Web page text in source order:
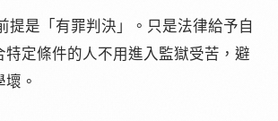
提是「有罪判決」。只是法律給予自
特定條件的人不用進入監獄受苦，避
。